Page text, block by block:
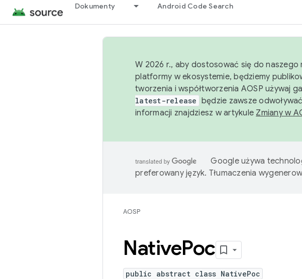
Dokumenty Android Code Search
W 2026 r., aby dostosować się do
platformy w ekosystemie, będziemy
tworzenia i współtworzenia AOSP używaj
latest-release będzie zawsze
informacji znajdziesz w artykule Zmiany w
Google używa
preferowany język. Tłumaczenia
AOSP
NativePoc
public abstract class NativePoc